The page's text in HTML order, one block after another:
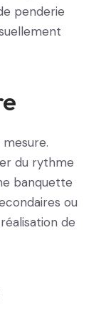
penderie
du rythme
banquette
ou
de